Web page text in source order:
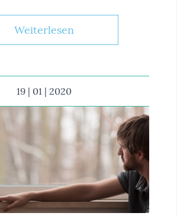
Weiterlesen
19 | 01 | 2020